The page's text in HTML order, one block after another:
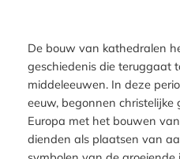
De bouw van kathedralen
geschiedenis die teruggaat
middeleeuwen. In deze
eeuw, begonnen christelijke
Europa met het bouwen
dienden als plaatsen van